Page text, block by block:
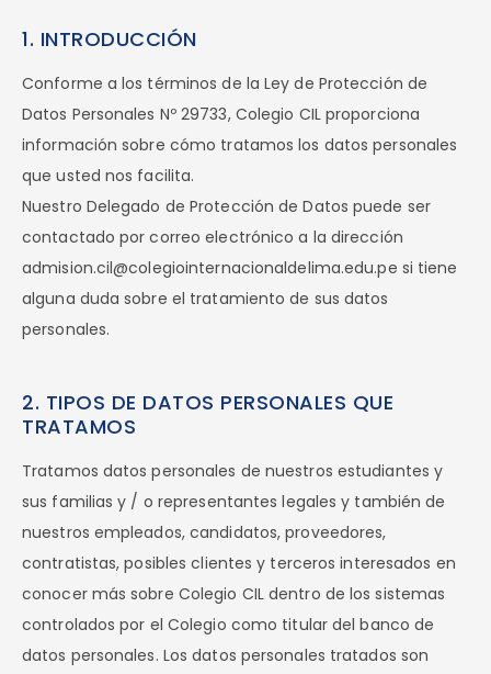
1. INTRODUCCIÓN
Conforme a los términos de la Ley de Protección de
Datos Personales Nº 29733, Colegio CIL proporciona
información sobre cómo tratamos los datos personales
que usted nos facilita.
Nuestro Delegado de Protección de Datos puede ser
contactado por correo electrónico a la dirección
admision.cil@colegiointernacionaldelima.edu.pe si tiene
alguna duda sobre el tratamiento de sus datos
personales.
2. TIPOS DE DATOS PERSONALES QUE
TRATAMOS
Tratamos datos personales de nuestros estudiantes y
sus familias y / o representantes legales y también de
nuestros empleados, candidatos, proveedores,
contratistas, posibles clientes y terceros interesados en
conocer más sobre Colegio CIL dentro de los sistemas
controlados por el Colegio como titular del banco de
datos personales. Los datos personales tratados son